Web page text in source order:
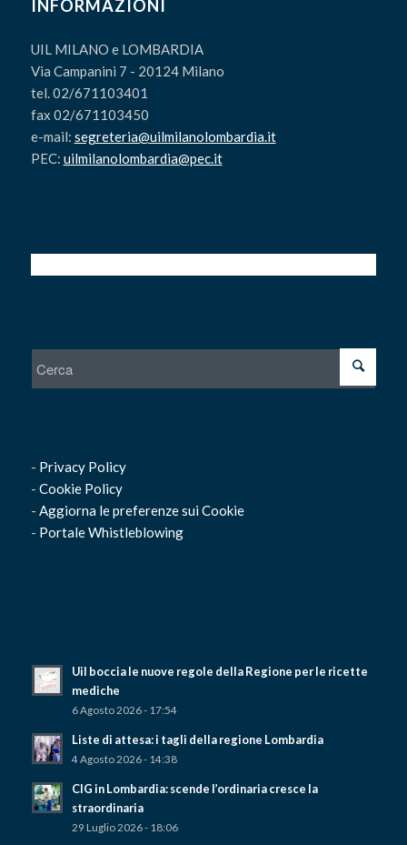
INFORMAZIONI
UIL MILANO e LOMBARDIA
Via Campanini 7 - 20124 Milano
tel. 02/671103401
fax 02/671103450
e-mail: segreteria@uilmilanolombardia.it
PEC: uilmilanolombardia@pec.it
- Privacy Policy
- Cookie Policy
- Aggiorna le preferenze sui Cookie
- Portale Whistleblowing
Uil boccia le nuove regole della Regione per le ricette
mediche
6 Agosto 2026 - 17:54
Liste di attesa: i tagli della regione Lombardia
4 Agosto 2026 - 14:38
CIG in Lombardia: scende l’ordinaria cresce la
straordinaria
29 Luglio 2026 - 18:06